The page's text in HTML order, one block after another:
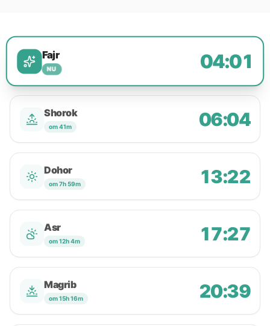
Fajr
NU 04:01
Shorok
om 41m 06:04
Dohor
om 7h 59m 13:22
Asr
om 12h 4m 17:27
Magrib
om 15h 16m 20:39